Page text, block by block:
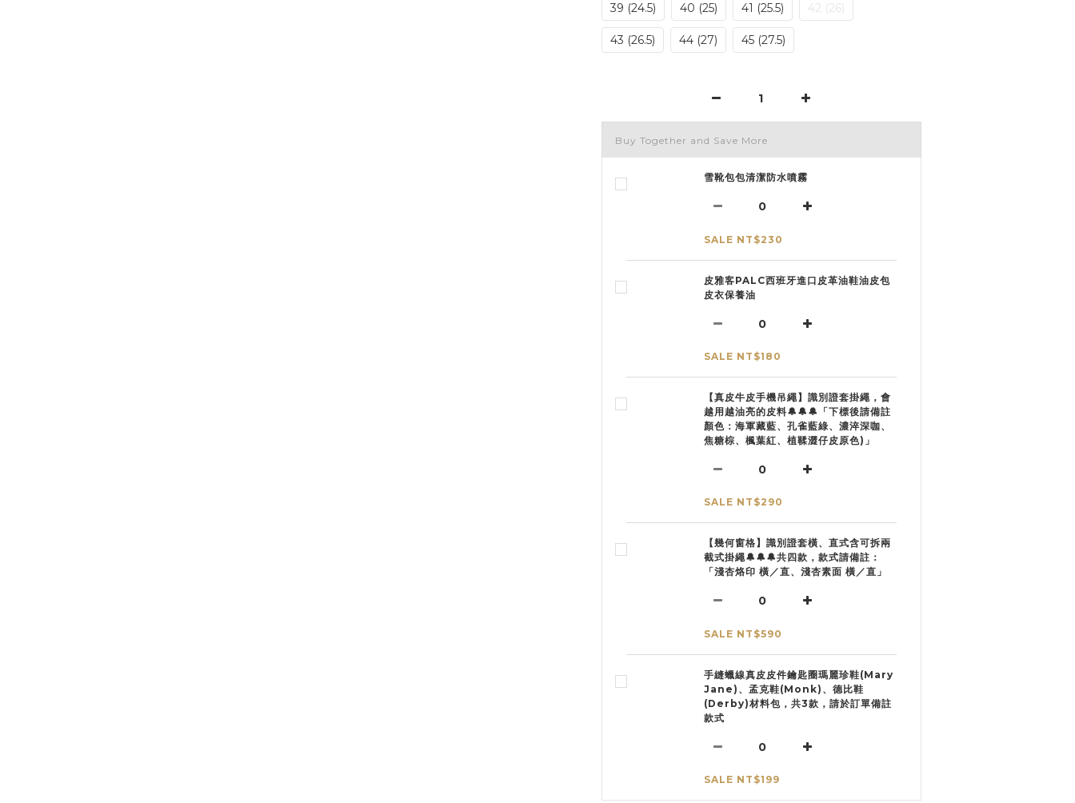
39 (24.5) 40 (25) 41 (25.5) 42 (26)
43 (26.5) 44 (27) 45 (27.5)
Buy Together and Save More
雪靴包包清潔防水噴霧
SALE NT$230
皮雅客PALC西班牙進口皮革油鞋油皮包
皮衣保養油
SALE NT$180
【真皮牛皮手機吊繩】識別證套掛繩，會
越用越油亮的皮料🔔🔔🔔「下標後請備註
顏色：海軍藏藍、孔雀藍綠、濃淬深咖、
焦糖棕、楓葉紅、植鞣澀仔皮原色)」
SALE NT$290
【幾何窗格】識別證套橫、直式含可拆兩
截式掛繩🔔🔔🔔共四款，款式請備註：
「淺杏烙印 橫／直、淺杏素面 橫／直」
SALE NT$590
手縫蠟線真皮皮件鑰匙圈瑪麗珍鞋(Mary
Jane)、孟克鞋(Monk)、德比鞋
(Derby)材料包，共3款，請於訂單備註
款式
SALE NT$199